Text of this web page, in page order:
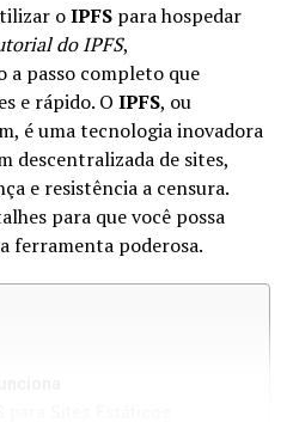
oIPFSpara hospedar
do IPFS,
a passo completo que
e rápido. O IPFS, ou
é uma tecnologia inovadora
descentralizada de sites,
e resistência a censura.
para que você possa
ferramenta poderosa.